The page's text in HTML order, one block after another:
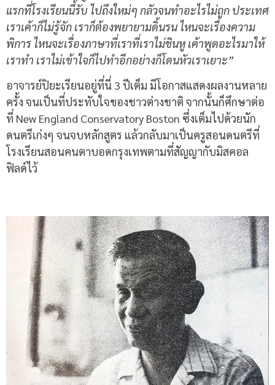
แรกที่โรงเรียนนี้รับ ไปถึงใหม่ๆ กลัวจนทำอะไรไม่ถูก ประเทศ
เราเค้าก็ไม่รู้จัก เราก็ต้องพยายามดิ้นรน ไหนจะเรื่องความ
พิการ ไหนจะเรื่องภาษาที่เราที่เราไม่ชินหู เค้าพูดอะไรมาให้
เราทำ เราไม่เข้าใจก็ไปทำอีกอย่างก็โดนหัวเราเยาะ”
อาจารย์ปิยะเรียนอยู่ที่นี่ 3 ปีเต็ม มีโอกาสแสดงผลงานหลาย
ครั้ง จนเป็นที่ประทับใจของชาวต่างชาติ จากนั้นก็ศึกษาต่อ
ที่ New England Conservatory Boston ซึ่งเต็มไปด้วยนัก
ดนตรีเก่งๆ จนจบหลักสูตร แล้วกลับมาเป็นครูสอนดนตรีที่
โรงเรียนสอนคนตาบอดกรุงเทพตามที่สัญญากับมิสคอล
ฟิลด์ไว้